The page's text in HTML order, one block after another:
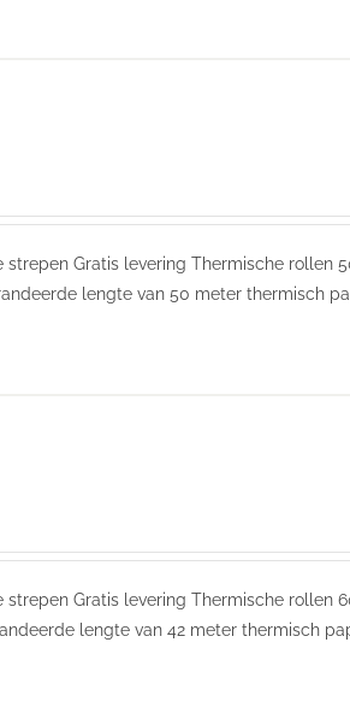
strepen Gratis levering Thermische rollen
lengte van 50 meter thermisch
strepen Gratis levering Thermische rollen
lengte van 42 meter thermisch